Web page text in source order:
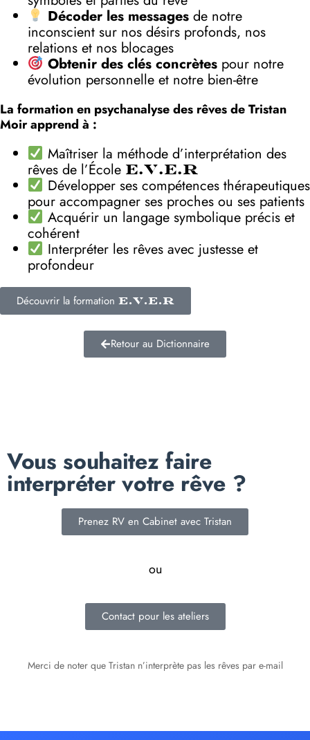
Décoder les messagesde notre
inconscient sur nos désirs profonds, nos
relations et nos blocages
Obtenir des clés concrètespour notre
évolution personnelle et notre bien-être
La formation en psychanalyse des rêves de Tristan
Moir apprend à :
Maîtriser la méthode d’interprétation des
rêves de l’École E.V.E.R
Développer ses compétences thérapeutiques
pour accompagner ses proches ou ses patients
Acquérir un langage symbolique précis et
cohérent
Interpréter les rêves avec justesse et
profondeur
Découvrir la formation E.V.E.R
Retour au Dictionnaire
Vous souhaitez faire
interpréter votre rêve ?
Prenez RV en Cabinet avec Tristan
ou
Contact pour les ateliers
Merci de noter que Tristan n’interprète pas les rêves par e-mail